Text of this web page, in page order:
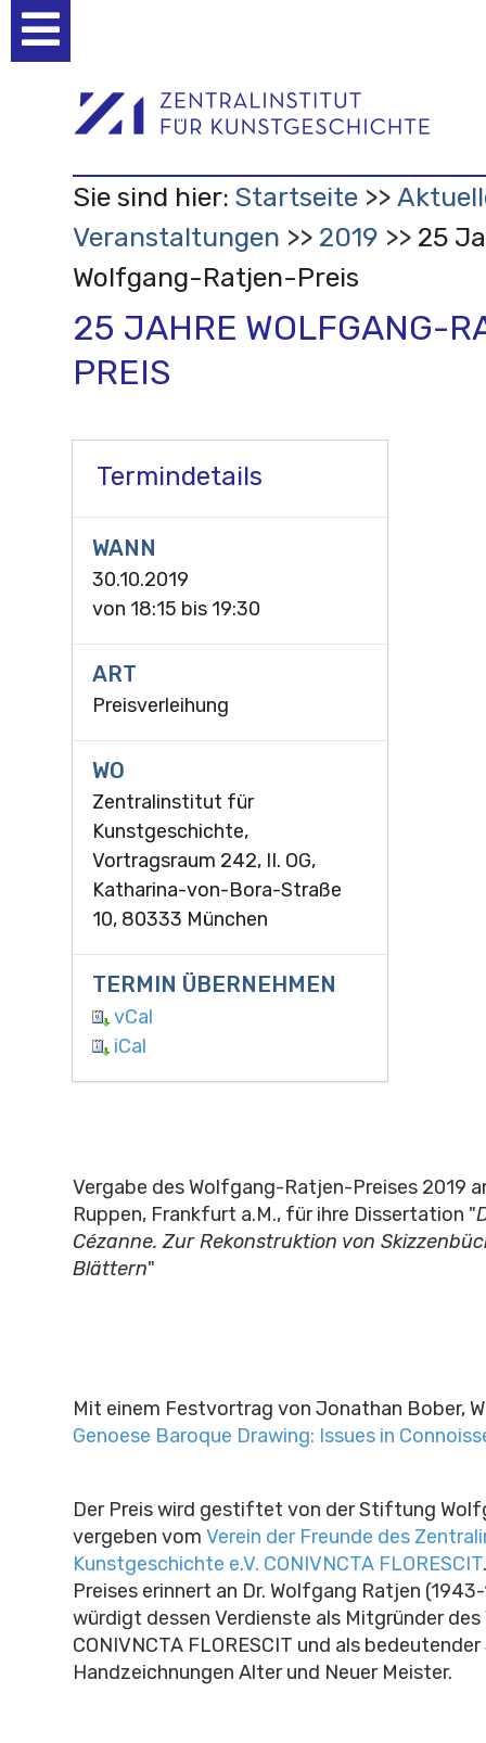
Werkzeuge
Sie sind hier: Startseite
Veranstaltungen
2019
25
Wolfgang-Ratjen-Preis
25 JAHRE WOLFGANG-
PREIS
Termindetails
WANN
30.10.2019
von 18:15 bis 19:30
ART
Preisverleihung
WO
Zentralinstitut für
Kunstgeschichte,
Vortragsraum 242, II. OG,
Katharina-von-Bora-Straße
10, 80333 München
TERMIN ÜBERNEHMEN
vCal
iCal
Vergabe des Wolfgang-Ratjen-Preises 2019
Ruppen, Frankfurt a.M., für ihre Dissertation "
Cézanne. Zur Rekonstruktion von
Blättern"
Mit einem Festvortrag von Jonathan Bober,
Genoese Baroque Drawing: Issues in
Der Preis wird gestiftet von der Stiftung
vergeben vom Verein der Freunde des
Kunstgeschichte e.V. CONIVNCTA FLORESCIT
Preises erinnert an Dr. Wolfgang Ratjen
würdigt dessen Verdienste als Mitgründer des
CONIVNCTA FLORESCIT und als
Handzeichnungen Alter und Neuer Meister.